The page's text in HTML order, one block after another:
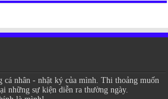
cá nhân - nhật ký của mình. Thi thoảng muốn
những sự kiện diễn ra thường ngày.